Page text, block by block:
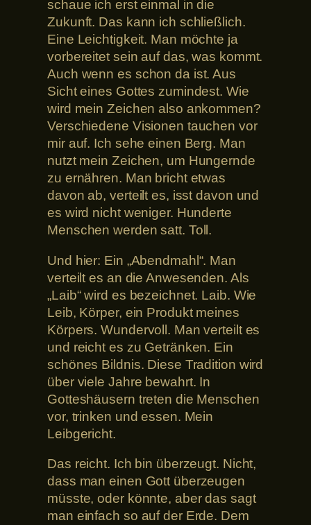
schaue ich erst einmal in die
Zukunft. Das kann ich schließlich.
Eine Leichtigkeit. Man möchte ja
vorbereitet sein auf das, was kommt.
Auch wenn es schon da ist. Aus
Sicht eines Gottes zumindest. Wie
wird mein Zeichen also ankommen?
Verschiedene Visionen tauchen vor
mir auf. Ich sehe einen Berg. Man
nutzt mein Zeichen, um Hungernde
zu ernähren. Man bricht etwas
davon ab, verteilt es, isst davon und
es wird nicht weniger. Hunderte
Menschen werden satt. Toll.
Und hier: Ein „Abendmahl“. Man
verteilt es an die Anwesenden. Als
„Laib“ wird es bezeichnet. Laib. Wie
Leib, Körper, ein Produkt meines
Körpers. Wundervoll. Man verteilt es
und reicht es zu Getränken. Ein
schönes Bildnis. Diese Tradition wird
über viele Jahre bewahrt. In
Gotteshäusern treten die Menschen
vor, trinken und essen. Mein
Leibgericht.
Das reicht. Ich bin überzeugt. Nicht,
dass man einen Gott überzeugen
müsste, oder könnte, aber das sagt
man einfach so auf der Erde. Dem